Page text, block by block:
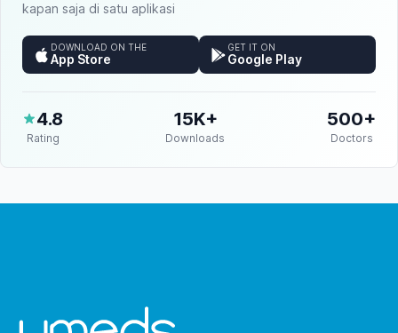
kapan saja di satu aplikasi
DOWNLOAD ON THE
App Store
GET IT ON
Google Play
4.8
Rating
15K+
Downloads
500+
Doctors